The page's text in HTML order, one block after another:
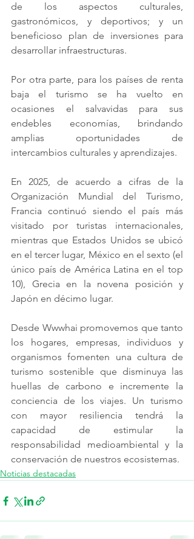
de los aspectos culturales,
gastronómicos, y deportivos; y un
beneficioso plan de inversiones para
desarrollar infraestructuras.
Por otra parte, para los países de renta
baja el turismo se ha vuelto en
ocasiones el salvavidas para sus
endebles economías, brindando
amplias oportunidades de
intercambios culturales y aprendizajes.
En 2025, de acuerdo a cifras de la
Organización Mundial del Turismo,
Francia continuó siendo el país más
visitado por turistas internacionales,
mientras que Estados Unidos se ubicó
en el tercer lugar, México en el sexto (el
único país de América Latina en el top
10), Grecia en la novena posición y
Japón en décimo lugar.
Desde Wwwhai promovemos que tanto
los hogares, empresas, individuos y
organismos fomenten una cultura de
turismo sostenible que disminuya las
huellas de carbono e incremente la
conciencia de los viajes. Un turismo
con mayor resiliencia tendrá la
capacidad de estimular la
responsabilidad medioambiental y la
conservación de nuestros ecosistemas.
Noticias destacadas